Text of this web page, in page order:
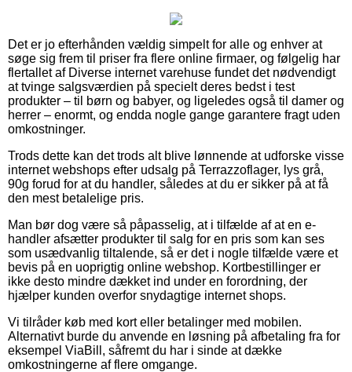
Det er jo efterhånden vældig simpelt for alle og enhver at
søge sig frem til priser fra flere online firmaer, og følgelig har
flertallet af Diverse internet varehuse fundet det nødvendigt
at tvinge salgsværdien på specielt deres bedst i test
produkter – til børn og babyer, og ligeledes også til damer og
herrer – enormt, og endda nogle gange garantere fragt uden
omkostninger.
Trods dette kan det trods alt blive lønnende at udforske visse
internet webshops efter udsalg på Terrazzoflager, lys grå,
90g forud for at du handler, således at du er sikker på at få
den mest betalelige pris.
Man bør dog være så påpasselig, at i tilfælde af at en e-
handler afsætter produkter til salg for en pris som kan ses
som usædvanlig tiltalende, så er det i nogle tilfælde være et
bevis på en uoprigtig online webshop. Kortbestillinger er
ikke desto mindre dækket ind under en forordning, der
hjælper kunden overfor snydagtige internet shops.
Vi tilråder køb med kort eller betalinger med mobilen.
Alternativt burde du anvende en løsning på afbetaling fra for
eksempel ViaBill, såfremt du har i sinde at dække
omkostningerne af flere omgange.